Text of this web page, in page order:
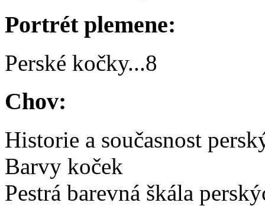
Portrét plemene:
Perské kočky...8
Chov:
Historie a současnost
Barvy koček
Pestrá barevná škála